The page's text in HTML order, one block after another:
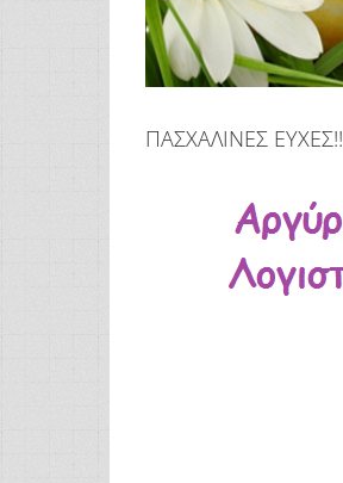
ΠΑΣΧΑΛΙΝΕΣ ΕΥΧΕΣ!!